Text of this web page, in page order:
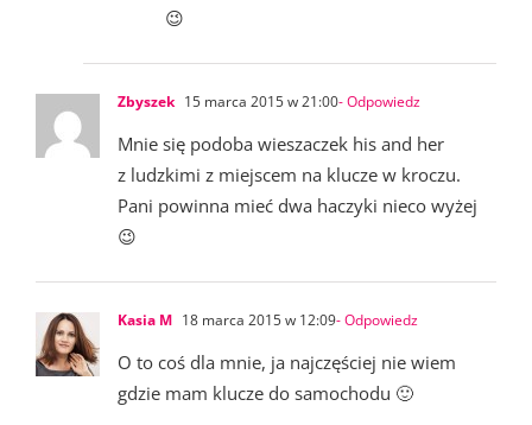
😉
Zbyszek 15 marca 2015 w 21:00- Odpowiedz
Mnie się podoba wieszaczek his and her
z ludzkimi z miejscem na klucze w kroczu.
Pani powinna mieć dwa haczyki nieco wyżej
😉
Kasia M 18 marca 2015 w 12:09- Odpowiedz
O to coś dla mnie, ja najczęściej nie wiem
gdzie mam klucze do samochodu 🙂